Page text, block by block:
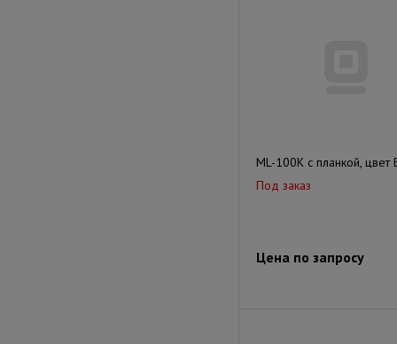
ML-100K с планкой, цвет
Под заказ
Цена по запросу